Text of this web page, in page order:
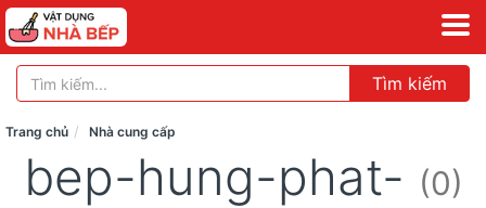
Tìm kiếm
Trang chủ Nhà cung cấp
bep-hung-phat- (0)